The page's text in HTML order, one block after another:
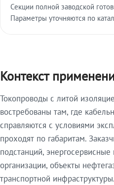
Секции полной заводской
Параметры уточняются по
Контекст
Токопроводы с литой
востребованы там, где
справляются с условиями
проходят по габаритам.
подстанций,
организации, объекты
транспортной инфраструктуры.